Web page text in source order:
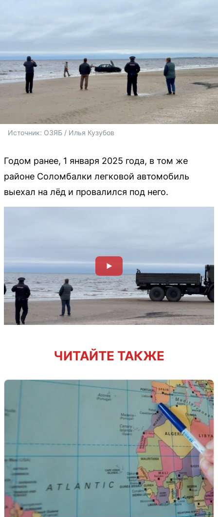
Источник: ОЗЯБ / Илья Кузубов
Годом ранее, 1 января 2025 года, в том же
районе Соломбалки легковой автомобиль
выехал на лёд и провалился под него.
ЧИТАЙТЕ ТАКЖЕ